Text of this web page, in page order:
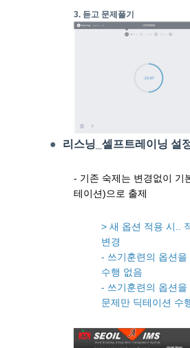
3. 듣고 문제풀기
● 리스닝_셀프트레이닝 설
- 기존 숙제는 변경없이 기
테이션)으로 출제
> 새 옵션 적용 시..
변경
- 쓰기훈련의 옵션
수행 없음
- 쓰기훈련의 옵션
문제만 딕테이션 수